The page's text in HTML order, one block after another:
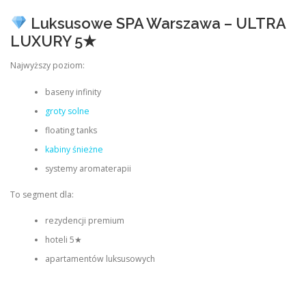
Luksusowe SPA Warszawa – ULTRA
LUXURY 5★
Najwyższy poziom:
baseny infinity
groty solne
floating tanks
kabiny śnieżne
systemy aromaterapii
To segment dla:
rezydencji premium
hoteli 5★
apartamentów luksusowych